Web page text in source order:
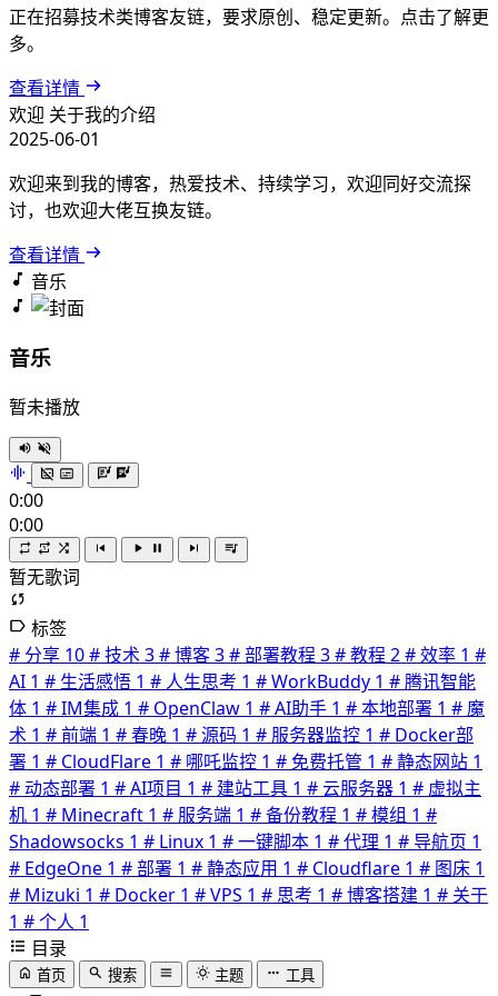
正在招募技术类博客友链，要求原创、稳定更新。点击了解更
多。
查看详情
欢迎 关于我的介绍
2025-06-01
欢迎来到我的博客，热爱技术、持续学习，欢迎同好交流探
讨，也欢迎大佬互换友链。
查看详情
音乐
音乐
暂未播放
0:00
0:00
暂无歌词
标签
# 分享 10# 技术3# 博客3# 部署教程 3# 教程 2# 效率 1 #
AI 1 # 生活感悟 1 # 人生思考 1 # WorkBuddy 1 # 腾讯智能
体 1 # IM集成 1 # OpenClaw 1 # AI助手 1 # 本地部署 1 # 魔
术 1 # 前端 1 # 春晚 1 # 源码 1 # 服务器监控 1 # Docker部
署 1 # CloudFlare 1 # 哪吒监控 1 # 免费托管 1 # 静态网站 1
# 动态部署 1 # AI项目 1 # 建站工具 1 # 云服务器 1 # 虚拟主
机 1 # Minecraft 1 # 服务端 1 # 备份教程 1 # 模组 1 #
Shadowsocks 1 # Linux 1 # 一键脚本 1 # 代理 1 # 导航页 1
# EdgeOne 1 # 部署 1 # 静态应用 1 # Cloudflare 1 # 图床 1
# Mizuki 1 # Docker 1 # VPS 1 # 思考 1 # 博客搭建 1 # 关于
1 # 个人 1
目录
首页 搜索 主题 工具